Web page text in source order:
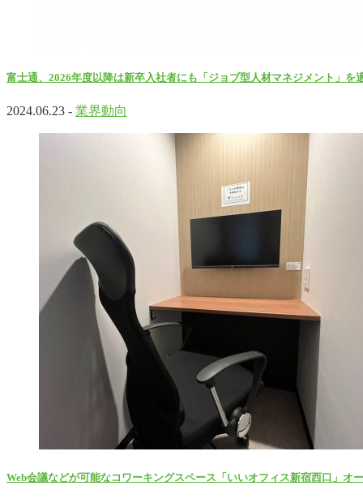
富士通、2026年度以降は新卒入社者にも「ジョブ型人材マネジメント」を
2024.06.23 - 業界動向
Web会議などが可能なコワーキングスペース「いいオフィス新宿西口」オ